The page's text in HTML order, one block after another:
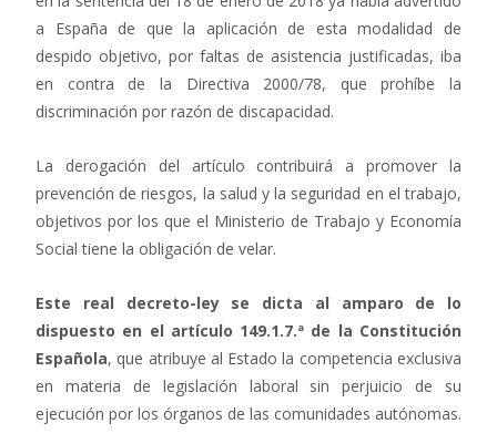
a España de que la aplicación de esta modalidad de
despido objetivo, por faltas de asistencia justificadas, iba
en contra de la Directiva 2000/78, que prohíbe la
discriminación por razón de discapacidad.
La derogación del artículo contribuirá a promover la
prevención de riesgos, la salud y la seguridad en el trabajo,
objetivos por los que el Ministerio de Trabajo y Economía
Social tiene la obligación de velar.
Este real decreto-ley se dicta al amparo de lo
dispuesto en el artículo 149.1.7.ª de la Constitución
Española, que atribuye al Estado la competencia exclusiva
en materia de legislación laboral sin perjuicio de su
ejecución por los órganos de las comunidades autónomas.